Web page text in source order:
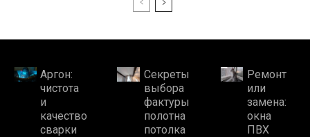
Аргон:
чистота
и
качество
сварки
Секреты
выбора
фактуры
полотна
потолка
Ремонт
или
замена:
окна
ПВХ